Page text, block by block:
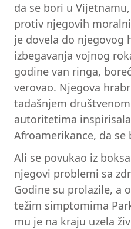
da se bori u
protiv njegovih
je dovela do njegovog
izbegavanja vojnog
godine van ringa,
verovao. Njegova
tadašnjem
autoritetima
Afroamerikance, da se
Ali se povukao iz
njegovi problemi sa
Godine su prolazile, a
težim simptomima
mu je na kraju uzela